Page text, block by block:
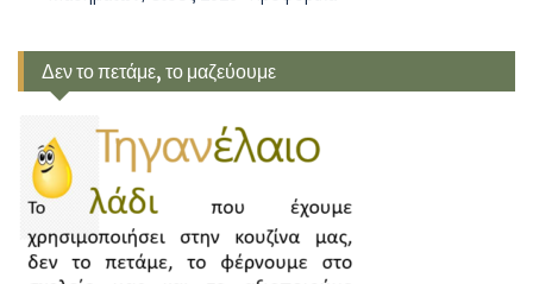
Δεν το πετάμε, το μαζεύουμε